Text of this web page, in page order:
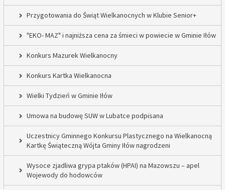
Przygotowania do Świąt Wielkanocnych w Klubie Senior+
"EKO- MAZ" i najniższa cena za śmieci w powiecie w Gminie Iłów
Konkurs Mazurek Wielkanocny
Konkurs Kartka Wielkanocna
Wielki Tydzień w Gminie Iłów
Umowa na budowę SUW w Lubatce podpisana
Uczestnicy Gminnego Konkursu Plastycznego na Wielkanocną
Kartkę Świąteczną Wójta Gminy Iłów nagrodzeni
Wysoce zjadliwa grypa ptaków (HPAI) na Mazowszu – apel
Wojewody do hodowców